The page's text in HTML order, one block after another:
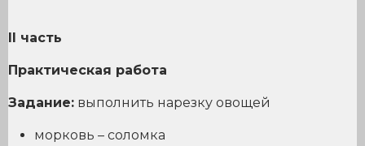
часть
Практическая работа
Задание: выполнить нарезку овощей
морковь – соломка